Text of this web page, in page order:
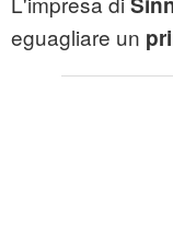
eguagliare un